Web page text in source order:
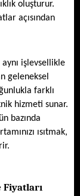
oluşturur.
açısından
işlevsellikle
geleneksel
farklı
hizmeti sunar.
bazında
ısıtmak,